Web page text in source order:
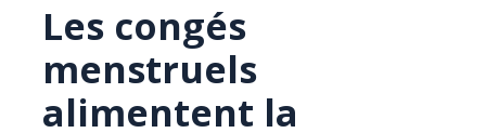
Les congés
menstruels
alimentent la